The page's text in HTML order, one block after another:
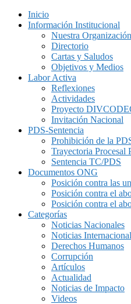
Inicio
Información Institucional
Nuestra Organización
Directorio
Cartas y Saludos
Objetivos y Medios
Labor Activa
Reflexiones
Actividades
Proyecto
Invitación Nacional
PDS-Sentencia
Prohibición de la
Trayectoria Procesal
Sentencia TC/PDS
Documentos ONG
Posición contra las
Posición contra el
Posición contra el
Categorías
Noticias Nacionales
Noticias
Derechos Humanos
Corrupción
Artículos
Actualidad
Noticias de Impacto
Videos